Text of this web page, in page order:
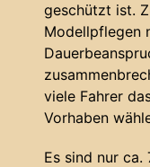
geschützt ist.
Modellpflegen
viele Fahrer
Vorhaben
Es sind nur ca.